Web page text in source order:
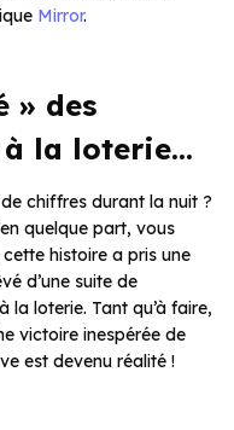
Mirror.
» des
à la loterie…
chiffres durant la nuit ?
quelque part, vous
histoire a pris une
d’une suite de
la loterie. Tant qu’à faire,
victoire inespérée de
est devenu réalité !